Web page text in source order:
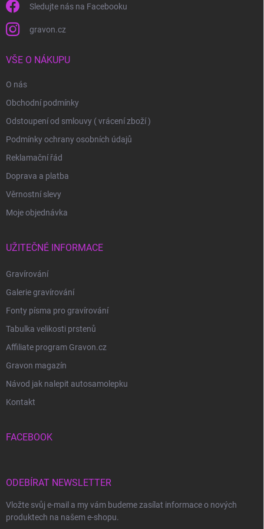
Sledujte nás na Facebooku
gravon.cz
VŠE O NÁKUPU
O nás
Obchodní podmínky
Odstoupení od smlouvy ( vrácení zboží )
Podmínky ochrany osobních údajů
Reklamační řád
Doprava a platba
Věrnostní slevy
Moje objednávka
UŽITEČNÉ INFORMACE
Gravírování
Galerie gravírování
Fonty písma pro gravírování
Tabulka velikosti prstenů
Affiliate program Gravon.cz
Gravon magazín
Návod jak nalepit autosamolepku
Kontakt
FACEBOOK
ODEBÍRAT NEWSLETTER
Vložte svůj e-mail a my vám budeme zasílat informace o nových
produktech na našem e-shopu.